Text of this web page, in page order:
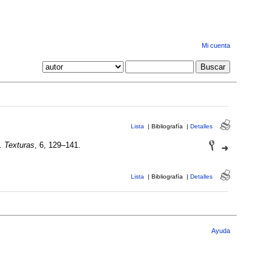
Mi cuenta
Lista | Bibliografía | Detalles
Texturas , 6, 129–141.
Lista | Bibliografía | Detalles
Ayuda